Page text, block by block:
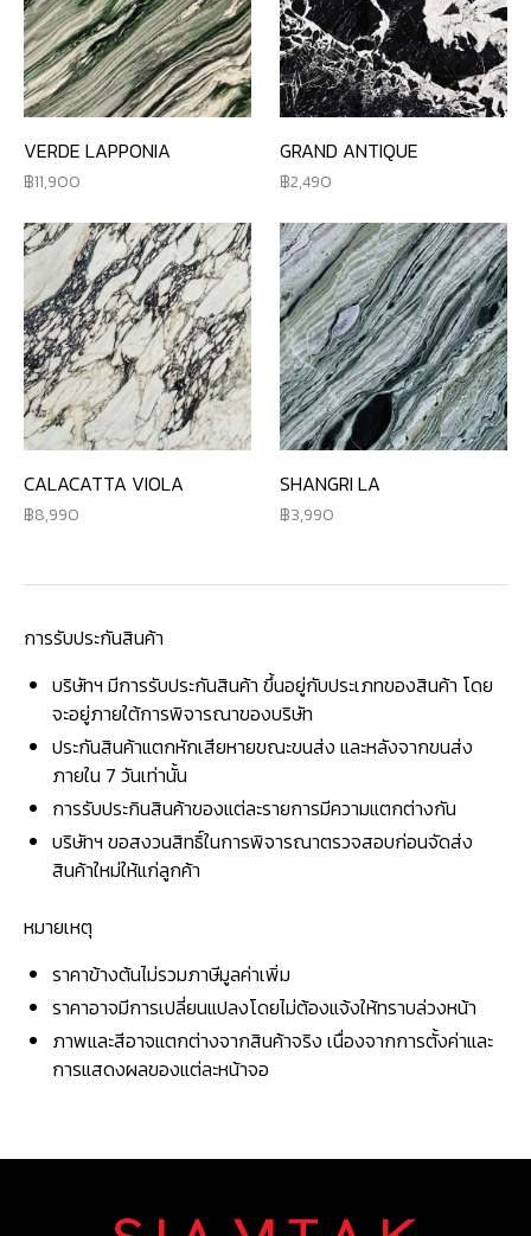
VERDE LAPPONIA
11,900
GRAND ANTIQUE
2,490
CALACATTA VIOLA
8,990
SHANGRI LA
3,990
การรับประกันสินค้า
บริษัทฯ มีการรับประกันสินค้า ขึ้นอยู่กับประเภทของสินค้า โดย
จะอยู่ภายใต้การพิจารณาของบริษัท
ประกันสินค้าแตกหักเสียหายขณะขนส่ง และหลังจากขนส่ง
ภายใน 7 วันเท่านั้น
การรับประกินสินค้าของแต่ละรายการมีความแตกต่างกัน
บริษัทฯ ขอสงวนสิทธิ์ในการพิจารณาตรวจสอบก่อนจัดส่ง
สินค้าใหม่ให้แก่ลูกค้า
หมายเหตุ
ราคาข้างต้นไม่รวมภาษีมูลค่าเพิ่ม
ราคาอาจมีการเปลี่ยนแปลงโดยไม่ต้องแจ้งให้ทราบล่วงหน้า
ภาพและสีอาจแตกต่างจากสินค้าจริง เนื่องจากการตั้งค่าและ
การแสดงผลของแต่ละหน้าจอ